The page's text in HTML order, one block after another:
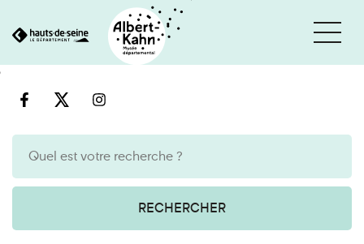
engine
RECHERCHER
Cookies management panel